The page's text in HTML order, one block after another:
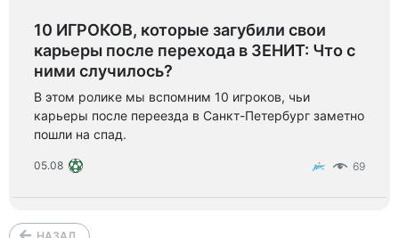
10 ИГРОКОВ, которые загубили свои
карьеры после перехода в ЗЕНИТ: Что с
ними случилось?
В этом ролике мы вспомним 10 игроков, чьи
карьеры после переезда в Санкт-Петербург заметно
пошли на спад.
05.08 69